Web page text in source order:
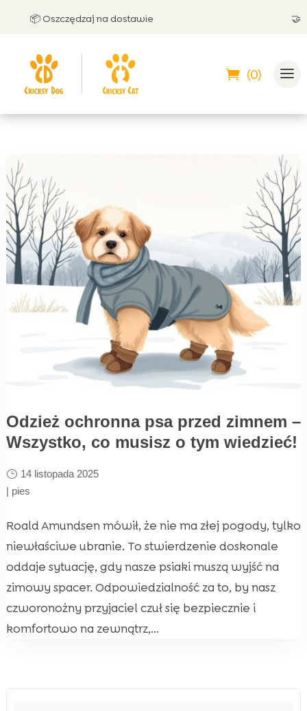
📦 Oszczędzaj na dostawie 🤝
(0)
Odzież ochronna psa przed zimnem –
Wszystko, co musisz o tym wiedzieć!
14 listopada 2025
| pies
Roald Amundsen mówił, że nie ma złej pogody, tylko
niewłaściwe ubranie. To stwierdzenie doskonale
oddaje sytuację, gdy nasze psiaki muszą wyjść na
zimowy spacer. Odpowiedzialność za to, by nasz
czworonożny przyjaciel czuł się bezpiecznie i
komfortowo na zewnątrz,...